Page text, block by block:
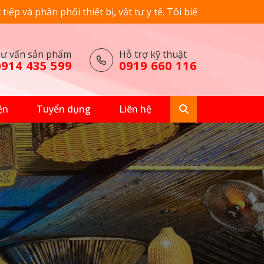
vật tư y tế. Tôi biết bạn có nhiều sự lựa chọn nhưng
vấn sản phẩm
435 599
Hỗ trợ kỹ thuật
0919 660 116
Hệ thống máy chụp X-
quang
Hệ thống X-quang KTS DR
Hệ thống chụp X-quang C-
ARM
Nẹp
Vít
Tuyển dụng Liên hệ